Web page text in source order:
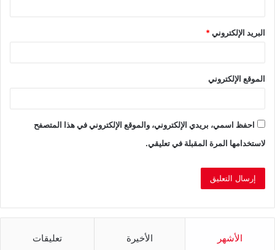
البريد الإلكتروني*
الموقع الإلكتروني
احفظ اسمي، بريدي الإلكتروني، والموقع الإلكتروني في هذا المتصفح
لاستخدامها المرة المقبلة في تعليقي.
الأشهر الأخيرة تعليقات